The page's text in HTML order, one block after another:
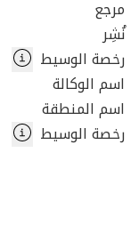
مرجع
نُشِر
رخصة الوسيط
اسم الوكالة
اسم المنطقة
رخصة الوسيط